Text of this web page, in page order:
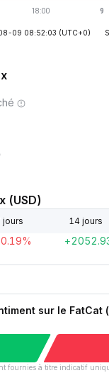
09 08:52:03 (UTC+0)
(USD)
jours 14 jours
sur le FatCat
fournies à titre indicatif